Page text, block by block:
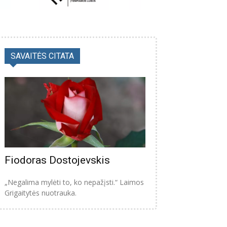
SAVAITĖS CITATA
Fiodoras Dostojevskis
„Negalima mylėti to, ko nepažįsti.“ Laimos
Grigaitytės nuotrauka.